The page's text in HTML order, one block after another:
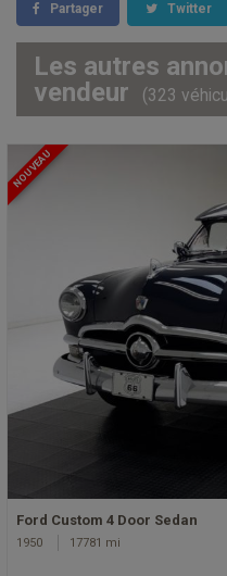
Partager Twitter
Les autres
vendeur
(323
NOUVEAU
Ford Custom 4 Door Sedan
1950 17781 mi